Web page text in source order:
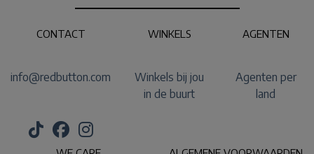
CONTACT
info@redbutton.com
WINKELS
Winkels bij jou
in de buurt
AGENTEN
Agenten per
land